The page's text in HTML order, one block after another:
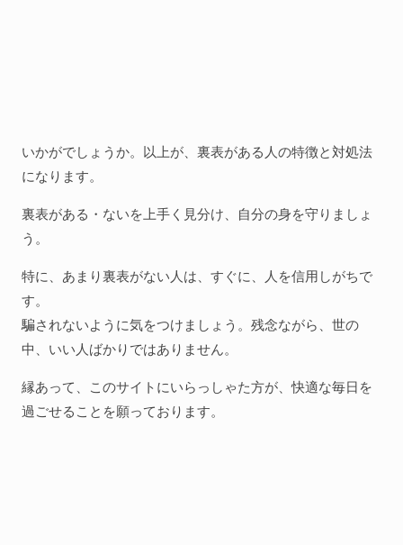
いかがでしょうか。以上が、裏表がある人の特徴と対処法
になります。
裏表がある・ないを上手く見分け、自分の身を守りましょ
う。
特に、あまり裏表がない人は、すぐに、人を信用しがちで
す。
騙されないように気をつけましょう。残念ながら、世の
中、いい人ばかりではありません。
縁あって、このサイトにいらっしゃた方が、快適な毎日を
過ごせることを願っております。